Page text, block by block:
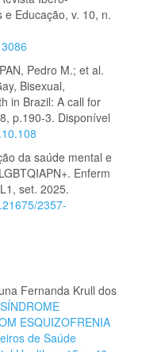
Educação, v. 10, n.
Pedro M.; et al.
Bisexual,
in Brazil: A call for
p.190-3. Disponível
da saúde mental e
Enferm
set. 2025.
2357-
Fernanda Krull dos
SÍNDROME
ESQUIZOFRENIA
de Saúde